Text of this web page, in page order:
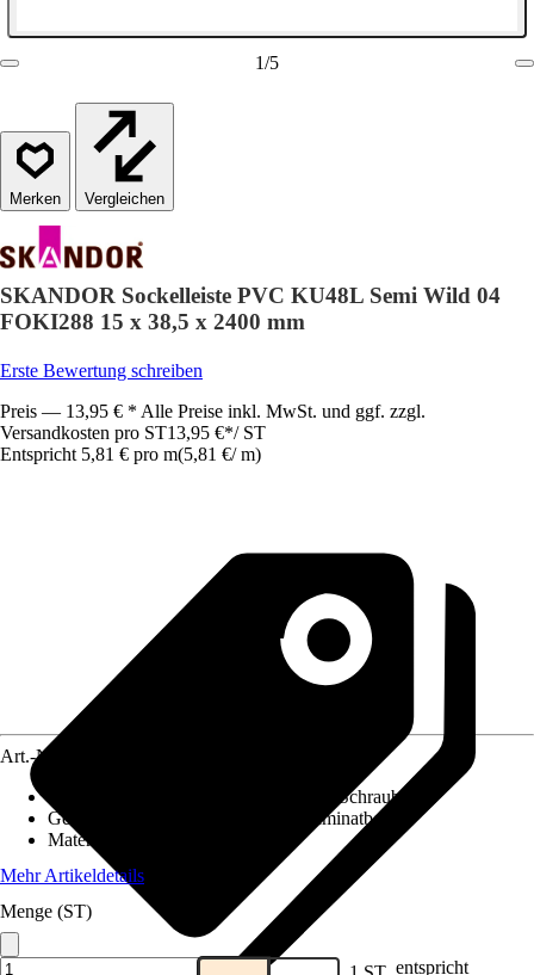
1/5
Vergleichen
SKANDOR Sockelleiste PVC KU48L Semi Wild 04
FOKI288 15 x 38,5 x 2400 mm
Erste Bewertung schreiben
Preis — 13,95 € * Alle Preise inkl. MwSt. und ggf. zzgl.
Versandkosten pro ST13,95 €*/ ST
Entspricht 5,81 € pro m(5,81 €/ m)
Art.-Nr.
Clipsen, Nageln, Kleben, Schrauben
Geeignet für
PVC / Vinylboden, Laminatboden
Material
Mehr Artikeldetails
Menge (ST)
entspricht